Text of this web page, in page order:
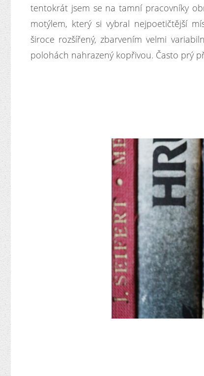
tentokrát jsem se na tamní pracovníky
motýlem, který si vybral nejpoetičtější
široce rozšířený, zbarvením velmi
polohách nahrazený kopřivou. Často prý